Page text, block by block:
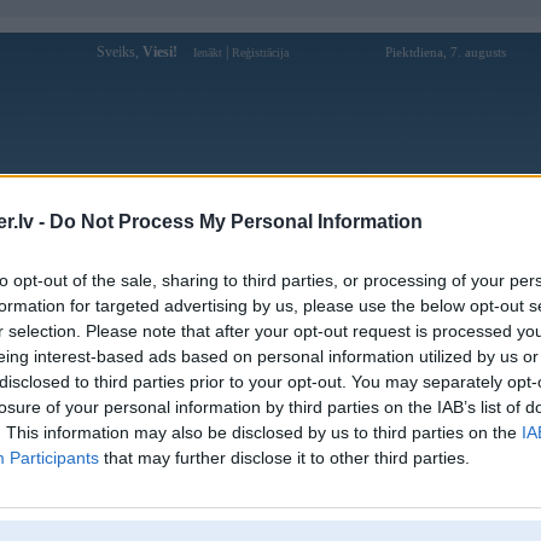
- Do Not Process My Personal Information
opt-out of the sale, sharing to third parties, or processing of your
for targeted advertising by us, please use the below opt-out
selection. Please note that after your opt-out request is processed
interest-based ads based on personal information utilized by us
to third parties prior to your opt-out. You may separately
of your personal information by third parties on the IAB’s list of
This information may also be disclosed by us to third parties on the
Participants that may further disclose it to other third parties.
Sveiks, Viesi! Ienākt Reģistrācija Piektdiena, 7. augusts
Forums Galerijas Reģistrācija Lietotāji
Lietotāja mobifonts profils
Lietotājvārds:
mobifonts
Ziņojumi forumā:
0
Pēdējie ziņojumi forumā